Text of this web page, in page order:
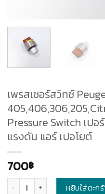
เพรสเชอร์สวิทช์
Pressure Switch เป
แรงดัน แอร์ เปอโยต์
700฿
หยิบใส่ตะกร้